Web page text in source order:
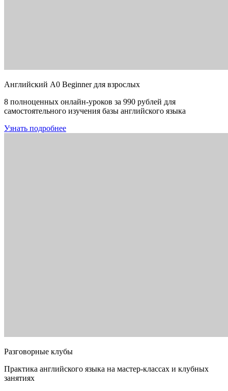
Английский A0 Beginner для взрослых
8 полноценных онлайн-уроков за 990 рублей для
самостоятельного изучения базы английского языка
Узнать подробнее
Разговорные клубы
Практика английского языка на мастер-классах и клубных
занятиях